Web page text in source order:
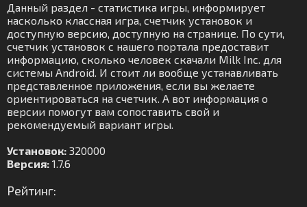
Данный раздел - статистика игры, информирует
насколько классная игра, счетчик установок и
доступную версию, доступную на странице. По сути,
счетчик установок с нашего портала предоставит
информацию, сколько человек скачали Milk Inc. для
системы Android. И стоит ли вообще устанавливать
представленное приложения, если вы желаете
ориентироваться на счетчик. А вот информация о
версии помогут вам сопоставить свой и
рекомендуемый вариант игры.
Установок: 320000
Версия: 1.7.6
Рейтинг: